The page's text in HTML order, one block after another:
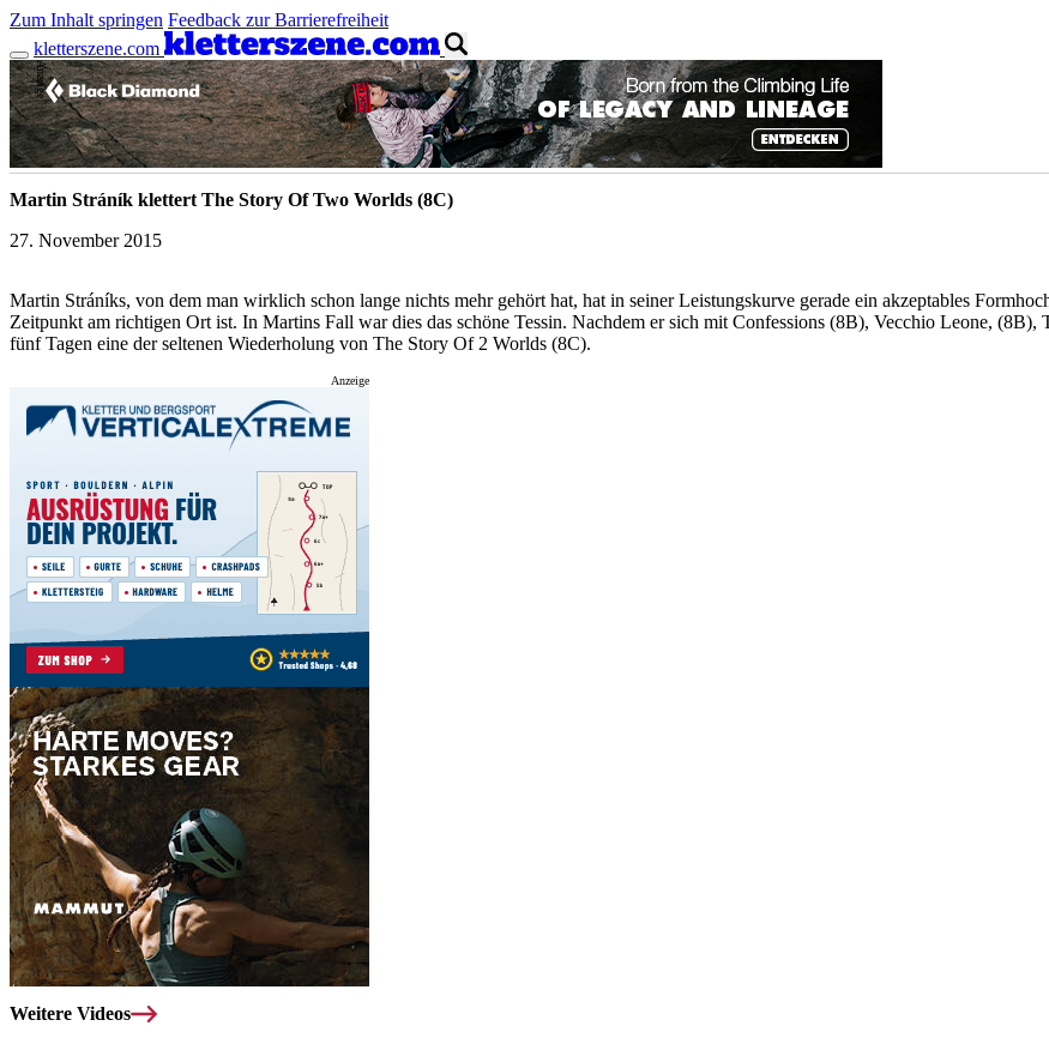
Zum Inhalt springen Feedback zur Barrierefreiheit
kletterszene.com
Anzeige
Martin Stráník klettert The Story Of Two Worlds (8C)
27. November 2015
Martin Stráníks, von dem man wirklich schon lange nichts mehr gehört hat, hat in seiner Leistungskurve gerade ein akzeptables
Zeitpunkt am richtigen Ort ist. In Martins Fall war dies das schöne Tessin. Nachdem er sich mit Confessions (8B), Vecchio Leone,
fünf Tagen eine der seltenen Wiederholung von The Story Of 2 Worlds (8C).
Anzeige
Weitere Videos